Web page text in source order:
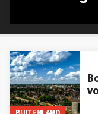
BUITENLAND